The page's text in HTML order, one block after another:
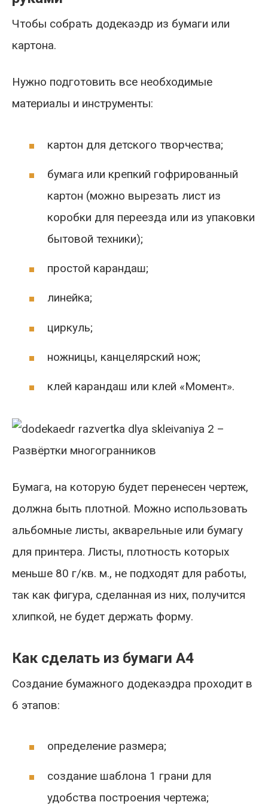
Чтобы собрать додекаэдр из бумаги или
картона.
Нужно подготовить все необходимые
материалы и инструменты:
картон для детского творчества;
бумага или крепкий гофрированный
картон (можно вырезать лист из
коробки для переезда или из упаковки
бытовой техники);
простой карандаш;
линейка;
циркуль;
ножницы, канцелярский нож;
клей карандаш или клей «Момент».
Бумага, на которую будет перенесен чертеж,
должна быть плотной. Можно использовать
альбомные листы, акварельные или бумагу
для принтера. Листы, плотность которых
меньше 80 г/кв. м., не подходят для работы,
так как фигура, сделанная из них, получится
хлипкой, не будет держать форму.
Как сделать из бумаги А4
Создание бумажного додекаэдра проходит в
6 этапов:
определение размера;
создание шаблона 1 грани для
удобства построения чертежа;